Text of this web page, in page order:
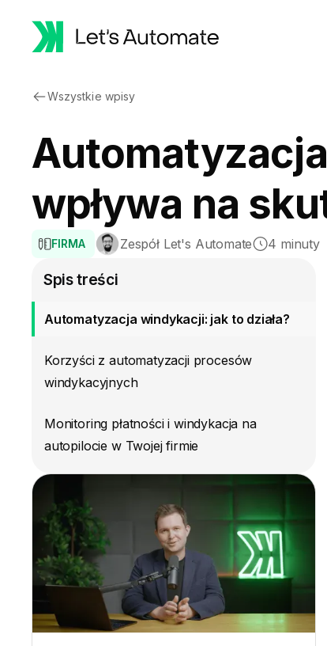
Wszystkie wpisy
wpływa na
FIRMA Zespół Let's Automate 4 minuty
Spis treści
Automatyzacja windykacji: jak to działa?
Korzyści z automatyzacji procesów
windykacyjnych
Monitoring płatności i windykacja na
autopilocie w Twojej firmie